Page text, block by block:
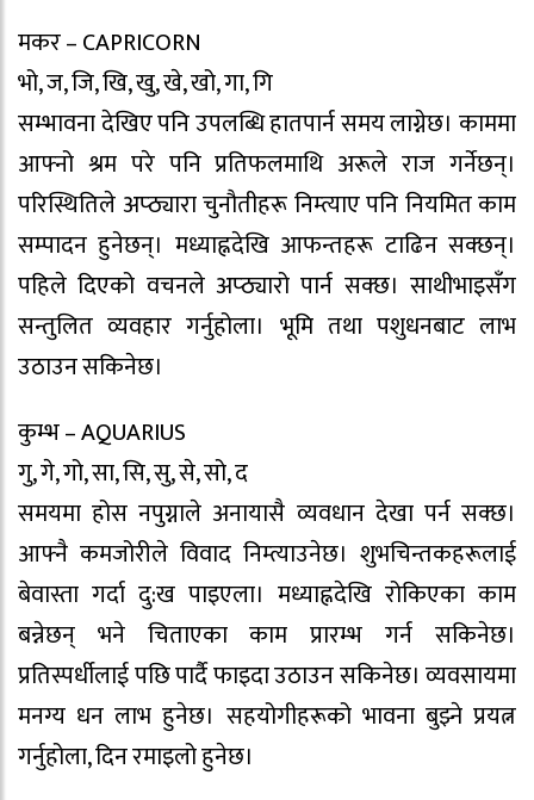
मकर – CAPRICORN
भो, ज, जि, खि, खु, खे, खो, गा, गि
सम्भावना देखिए पनि उपलब्धि हातपार्न समय लाग्नेछ। काममा
आफ्नो श्रम परे पनि प्रतिफलमाथि अरूले राज गर्नेछन्।
परिस्थितिले अप्ठ्यारा चुनौतीहरू निम्त्याए पनि नियमित काम
सम्पादन हुनेछन्। मध्याह्नदेखि आफन्तहरू टाढिन सक्छन्।
पहिले दिएको वचनले अप्ठ्यारो पार्न सक्छ। साथीभाइसँग
सन्तुलित व्यवहार गर्नुहोला। भूमि तथा पशुधनबाट लाभ
उठाउन सकिनेछ।
कुम्भ – AQUARIUS
गु, गे, गो, सा, सि, सु, से, सो, द
समयमा होस नपुग्नाले अनायासै व्यवधान देखा पर्न सक्छ।
आफ्नै कमजोरीले विवाद निम्त्याउनेछ। शुभचिन्तकहरूलाई
बेवास्ता गर्दा दु:ख पाइएला। मध्याह्नदेखि रोकिएका काम
बन्नेछन् भने चिताएका काम प्रारम्भ गर्न सकिनेछ।
प्रतिस्पर्धीलाई पछि पार्दै फाइदा उठाउन सकिनेछ। व्यवसायमा
मनग्य धन लाभ हुनेछ। सहयोगीहरूको भावना बुझ्ने प्रयत्न
गर्नुहोला, दिन रमाइलो हुनेछ।